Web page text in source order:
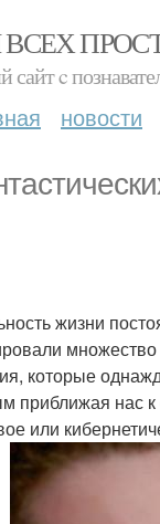
ВСЕХ
сайт c
новости
жизни
которые
нас к
или